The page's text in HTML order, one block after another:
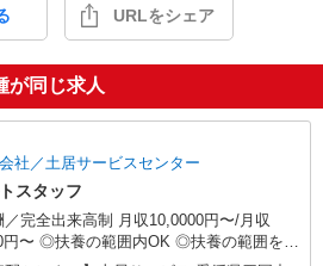
URLをシェア
が同じ求人
社／土居サービスセンター
スタッフ
／完全出来高制 月収10,0000円〜/月収
◎扶養の範囲を超